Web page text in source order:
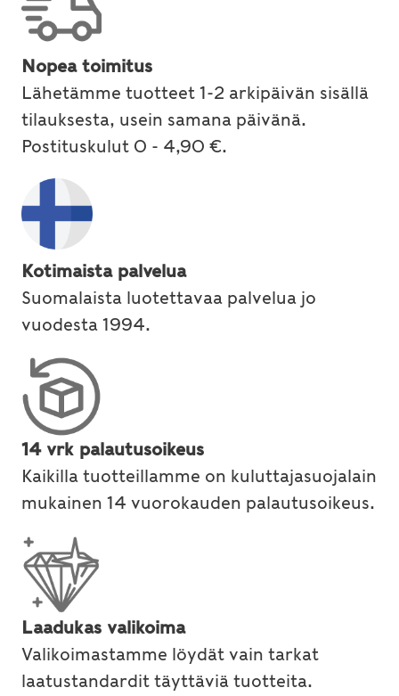
Nopea toimitus
Lähetämme tuotteet 1-2 arkipäivän sisällä
tilauksesta, usein samana päivänä.
Postituskulut 0 - 4,90 €.
Kotimaista palvelua
Suomalaista luotettavaa palvelua jo
vuodesta 1994.
14 vrk palautusoikeus
Kaikilla tuotteillamme on kuluttajasuojalain
mukainen 14 vuorokauden palautusoikeus.
Laadukas valikoima
Valikoimastamme löydät vain tarkat
laatustandardit täyttäviä tuotteita.